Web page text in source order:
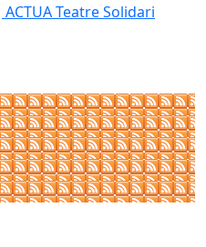
ACTUA Teatre Solidari